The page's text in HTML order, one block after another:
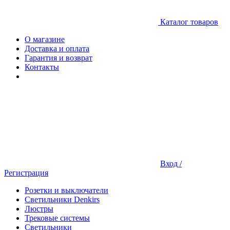
Каталог товаров
О магазине
Доставка и оплата
Гарантия и возврат
Контакты
Вход /
Регистрация
Розетки и выключатели
Светильники Denkirs
Люстры
Трековые системы
Светильники